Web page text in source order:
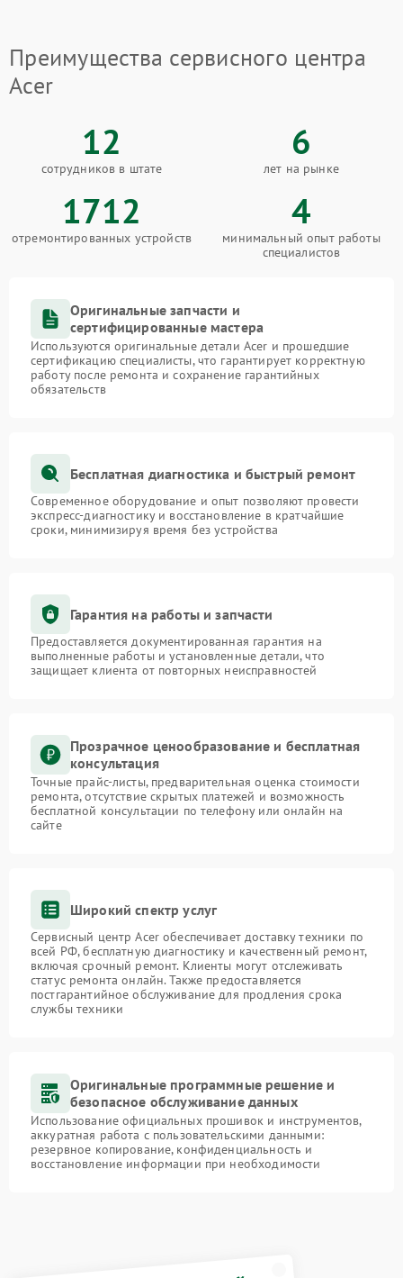
Преимущества сервисного центра
Acer
12
сотрудников в штате
6
лет на рынке
1712
отремонтированных устройств
4
минимальный опыт работы
специалистов
Оригинальные запчасти и
сертифицированные мастера
Используются оригинальные детали Acer и прошедшие
сертификацию специалисты, что гарантирует корректную
работу после ремонта и сохранение гарантийных
обязательств
Бесплатная диагностика и быстрый ремонт
Современное оборудование и опыт позволяют провести
экспресс-диагностику и восстановление в кратчайшие
сроки, минимизируя время без устройства
Гарантия на работы и запчасти
Предоставляется документированная гарантия на
выполненные работы и установленные детали, что
защищает клиента от повторных неисправностей
Прозрачное ценообразование и бесплатная
консультация
Точные прайс-листы, предварительная оценка стоимости
ремонта, отсутствие скрытых платежей и возможность
бесплатной консультации по телефону или онлайн на
сайте
Широкий спектр услуг
Сервисный центр Acer обеспечивает доставку техники по
всей РФ, бесплатную диагностику и качественный ремонт,
включая срочный ремонт. Клиенты могут отслеживать
статус ремонта онлайн. Также предоставляется
постгарантийное обслуживание для продления срока
службы техники
Оригинальные программные решение и
безопасное обслуживание данных
Использование официальных прошивок и инструментов,
аккуратная работа с пользовательскими данными:
резервное копирование, конфиденциальность и
восстановление информации при необходимости